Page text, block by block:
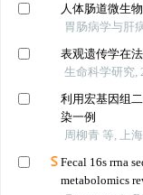
人体肠道微生
胃肠病学与肝
表观遗传学在
生命科学研究,
利用宏基因组
染一例
周柳青 等, 上
Fecal 16s rrna
metabolomics